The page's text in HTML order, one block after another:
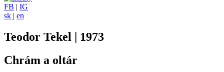
FB | IG
sk | en
Teodor Tekel | 1973
Chrám a oltár